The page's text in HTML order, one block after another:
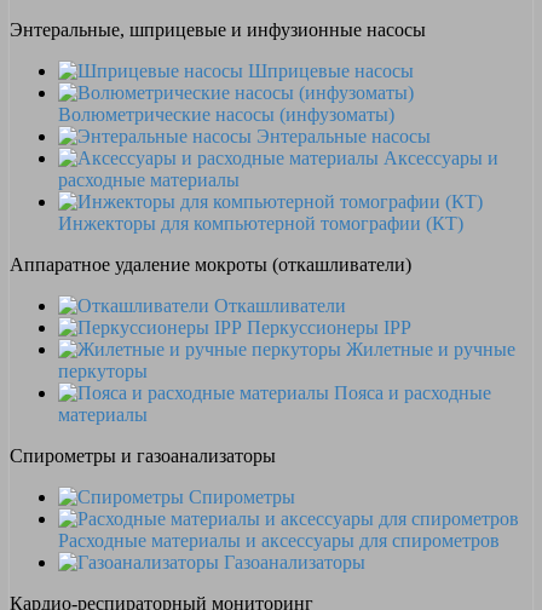
Энтеральные, шприцевые и инфузионные насосы
Шприцевые насосы
Волюметрические насосы (инфузоматы)
Энтеральные насосы
Аксессуары и
расходные материалы
Инжекторы для компьютерной томографии (КТ)
Аппаратное удаление мокроты (откашливатели)
Откашливатели
Перкуссионеры IPP
Жилетные и ручные
перкуторы
Пояса и расходные
материалы
Спирометры и газоанализаторы
Спирометры
Расходные материалы и аксессуары для спирометров
Газоанализаторы
Кардио-респираторный мониторинг